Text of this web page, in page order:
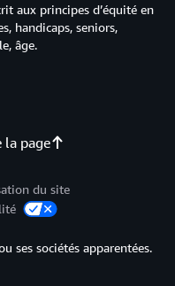
la page
aux principes d’équité en
handicaps, seniors,
âge.
du site
ses sociétés apparentées.